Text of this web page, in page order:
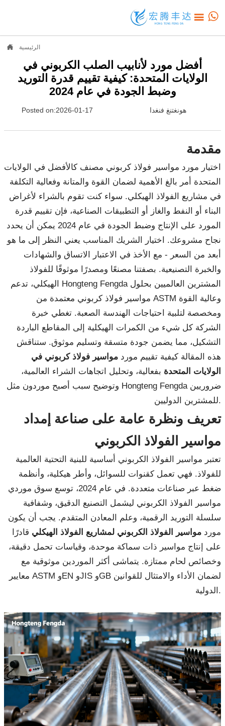
 
 الرئيسية
أفضل مورد لأنابيب الصلب الكربوني في
الولايات المتحدة: كيفية تقييم قدرة التوريد
وضبط الجودة في عام 2024
Posted on:2026-01-17 هونغتنغ فنغدا
مقدمة
اختيار مورد مواسير فولاذ كربوني مصنف كالأفضل في الولايات
المتحدة أمر بالغ الأهمية لضمان القوة والمتانة وفعالية التكلفة
في مشاريع الفولاذ الهيكلي. سواء كنت تقوم بالشراء لأغراض
البناء أو النفط والغاز أو التطبيقات الصناعية، فإن تقييم قدرة
المورد على الإنتاج وضبط الجودة في عام 2024 يمكن أن يحدد
نجاح مشروعك. اختيار الشريك المناسب يعني النظر إلى ما هو
أبعد من السعر - مع الأخذ في الاعتبار الاتساق والشهادات
والخبرة التصنيعية. بصفتنا مصنعًا ومصدرًا موثوقًا للفولاذ
الهيكلي، تدعم Hongteng Fengda المشترين العالميين بحلول
مواسير فولاذ كربوني معتمدة من ASTM وعالية القوة
ومخصصة لتلبية احتياجات الهندسة الصعبة. تغطي خبرة
الشركة كل شيء من الكمرات الهيكلية إلى المقاطع الباردة
التشكيل، مما يضمن جودة متسقة وتسليم موثوق. ستناقش
هذه المقالة كيفية تقييم مورد مواسير فولاذ كربوني في
الولايات المتحدة بفعالية، وتحليل اتجاهات الشراء العالمية،
وتوضيح سبب أصبح موردون مثل Hongteng Fengda ضروريين
للمشترين الدوليين.
تعريف ونظرة عامة على صناعة إمداد
مواسير الفولاذ الكربوني
تعتبر مواسير الفولاذ الكربوني أساسية للبنية التحتية العالمية
للفولاذ. فهي تعمل كقنوات للسوائل، وأطر هيكلية، وأنظمة
ضغط عبر صناعات متعددة. في عام 2024، توسع سوق موردي
مواسير الفولاذ الكربوني ليشمل التصنيع الدقيق، وشفافية
سلسلة التوريد الرقمية، وعلم المعادن المتقدم. يجب أن يكون
مورد مواسير الفولاذ الكربوني لمشاريع الفولاذ الهيكلي قادرًا
على إنتاج مواسير ذات سماكة موحدة، وقياسات تحمل دقيقة،
وخصائص لحام ممتازة. يتماشى أكثر الموردين موثوقية مع
معايير ASTM وEN وJIS وGB لضمان الأداء والامتثال للقوانين
الدولية.